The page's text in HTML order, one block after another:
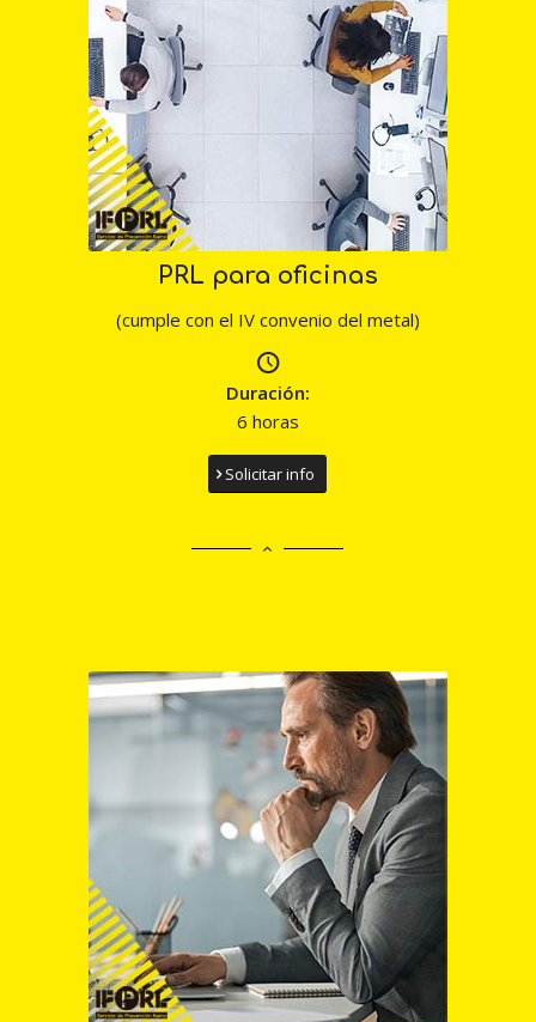
PRL para oficinas
(cumple con el IV convenio del metal)
Duración:
6 horas
Solicitar info